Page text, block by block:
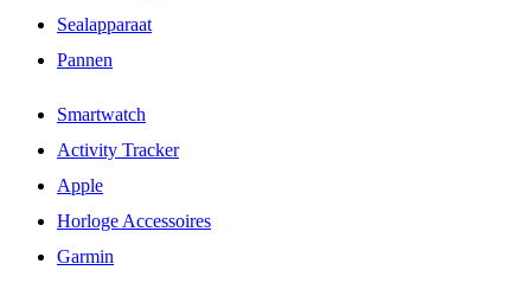
Sealapparaat
Pannen
Smartwatch
Activity Tracker
Apple
Horloge Accessoires
Garmin